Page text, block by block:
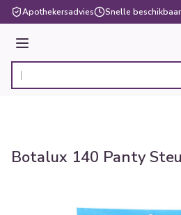
Ga naar de inhoud
Apothekersadvies Snelle
Menu
Product, merk, categorie...
Botalux 140 Panty